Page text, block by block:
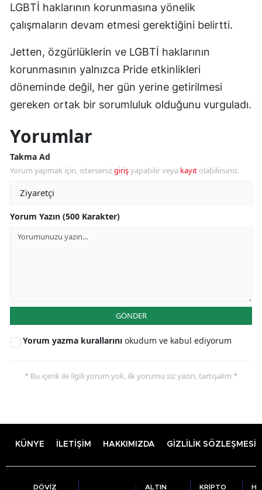
LGBTİ haklarının korunmasına yönelik
çalışmaların devam etmesi gerektiğini belirtti.
Jetten, özgürlüklerin ve LGBTİ haklarının
korunmasının yalnızca Pride etkinlikleri
döneminde değil, her gün yerine getirilmesi
gereken ortak bir sorumluluk olduğunu vurguladı.
Yorumlar
Takma Ad
Yorum yapmak için, istersenizgirişyapabilir veya kayıt olabilirsiniz.
Yorum Yazın (500 Karakter)
GÖNDER
Yorum yazma kurallarını okudum ve kabul ediyorum
* Bu içerik ile ilgili yorum yok, ilk yorumu siz yazın, tartışalım *
KÜNYE İLETİŞİM HAKKIMIZDA GİZLİLİK SÖZLEŞMESİ
DÖVİZ ALTIN KRİPTO